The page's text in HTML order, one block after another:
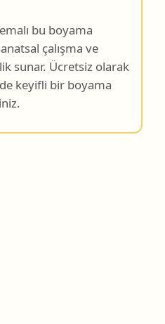
bu boyama
çalışma ve
sunar. Ücretsiz olarak
keyifli bir boyama